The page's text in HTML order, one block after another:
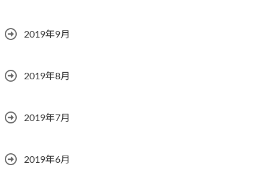
2019年9月
2019年8月
2019年7月
2019年6月